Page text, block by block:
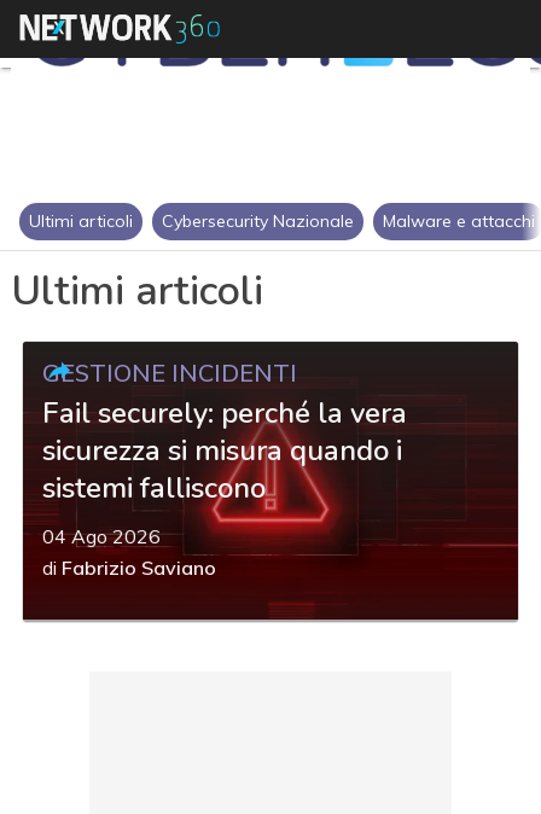
Ultimi articoli Cybersecurity Nazionale Malware e attacchi
Ultimi articoli
GESTIONE INCIDENTI
Fail securely: perché la vera
sicurezza si misura quando i
sistemi falliscono
04 Ago 2026
di Fabrizio Saviano